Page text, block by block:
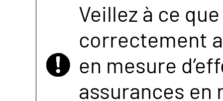
Veillez à ce
correctement
en mesure
assurances